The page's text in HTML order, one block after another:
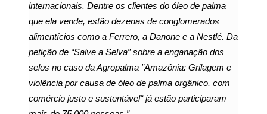
internacionais. Dentre os clientes do óleo de palma
que ela vende, estão dezenas de conglomerados
alimentícios como a Ferrero, a Danone e a Nestlé. Da
petição de “Salve a Selva” sobre a enganação dos
selos no caso da Agropalma ”Amazônia: Grilagem e
violência por causa de óleo de palma orgânico, com
comércio justo e sustentável“já estão participaram